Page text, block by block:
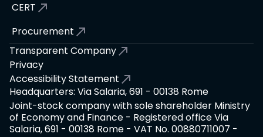
CERT
Procurement
Transparent Company
Privacy
Accessibility Statement
Headquarters: Via Salaria, 691 - 00138 Rome
Joint-stock company with sole shareholder Ministry
of Economy and Finance - Registered office Via
Salaria, 691 - 00138 Rome - VAT No. 00880711007 -